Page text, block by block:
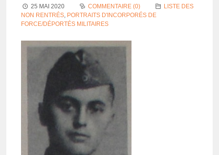
25 MAI 2020 COMMENTAIRE (0)
LISTE DES
NON RENTRÉS, PORTRAITS D'INCORPORÉS DE
FORCE/DÉPORTÉS MILITAIRES